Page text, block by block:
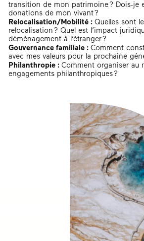
transition de mon patrimoine ? Dois-je
donations de mon vivant ?
Relocalisation/Mobilité : Quelles sont
relocalisation ? Quel est l’impact
déménagement à l’étranger ?
Gouvernance familiale : Comment
avec mes valeurs pour la prochaine
Philanthropie : Comment organiser au
engagements philanthropiques ?